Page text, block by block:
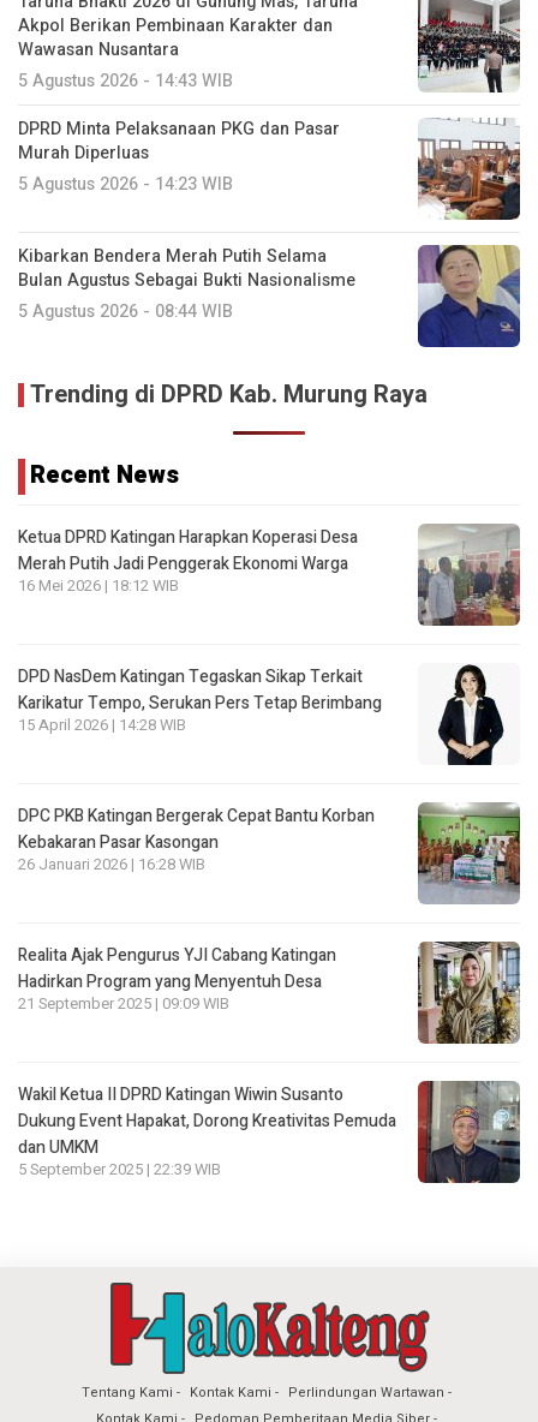
Akpol Berikan Pembinaan Karakter dan
Wawasan Nusantara
5 Agustus 2026 - 14:43 WIB
DPRD Minta Pelaksanaan PKG dan Pasar
Murah Diperluas
5 Agustus 2026 - 14:23 WIB
Kibarkan Bendera Merah Putih Selama
Bulan Agustus Sebagai Bukti Nasionalisme
5 Agustus 2026 - 08:44 WIB
Trending di DPRD Kab. Murung Raya
Recent News
Ketua DPRD Katingan Harapkan Koperasi Desa
Merah Putih Jadi Penggerak Ekonomi Warga
16 Mei 2026 | 18:12 WIB
DPD NasDem Katingan Tegaskan Sikap Terkait
Karikatur Tempo, Serukan Pers Tetap Berimbang
15 April 2026 | 14:28 WIB
DPC PKB Katingan Bergerak Cepat Bantu Korban
Kebakaran Pasar Kasongan
26 Januari 2026 | 16:28 WIB
Realita Ajak Pengurus YJI Cabang Katingan
Hadirkan Program yang Menyentuh Desa
21 September 2025 | 09:09 WIB
Wakil Ketua II DPRD Katingan Wiwin Susanto
Dukung Event Hapakat, Dorong Kreativitas Pemuda
dan UMKM
5 September 2025 | 22:39 WIB
Tentang Kami Kontak Kami
Perlindungan Wartawan